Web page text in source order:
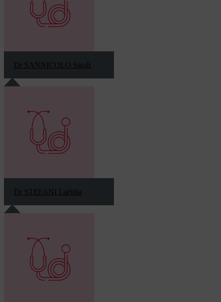
Dr SANNICOLO Sarah
Dr STEFANI Laëtitia